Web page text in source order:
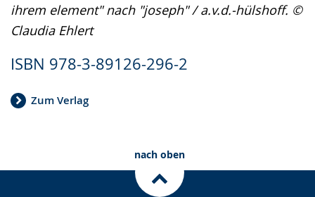
ihrem element" nach "joseph" / a.v.d.-hülshoff. ©
Claudia Ehlert
ISBN 978-3-89126-296-2
Zum Verlag
nach oben